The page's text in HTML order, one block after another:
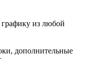
из любой
дополнительные